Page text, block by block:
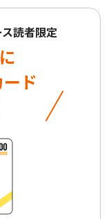
読者限定
ド